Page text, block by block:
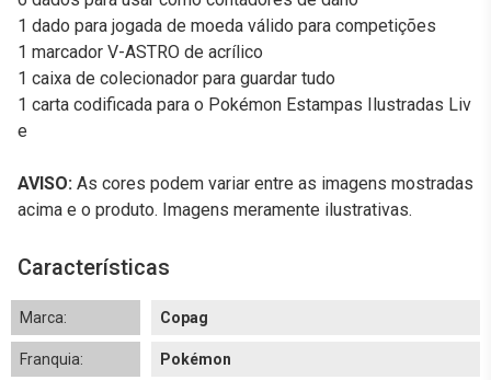
1 dado para jogada de moeda válido para competições
1 marcador V-ASTRO de acrílico
1 caixa de colecionador para guardar tudo
1 carta codificada para o Pokémon Estampas Ilustradas Liv
e
AVISO: As cores podem variar entre as imagens mostradas
acima e o produto. Imagens meramente ilustrativas.
Características
Marca: Copag
Franquia: Pokémon